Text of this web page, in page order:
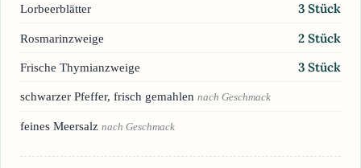
Lorbeerblätter 3 Stück
Rosmarinzweige 2 Stück
Frische Thymianzweige 3 Stück
schwarzer Pfeffer, frisch gemahlen nach Geschmack
feines Meersalz nach Geschmack